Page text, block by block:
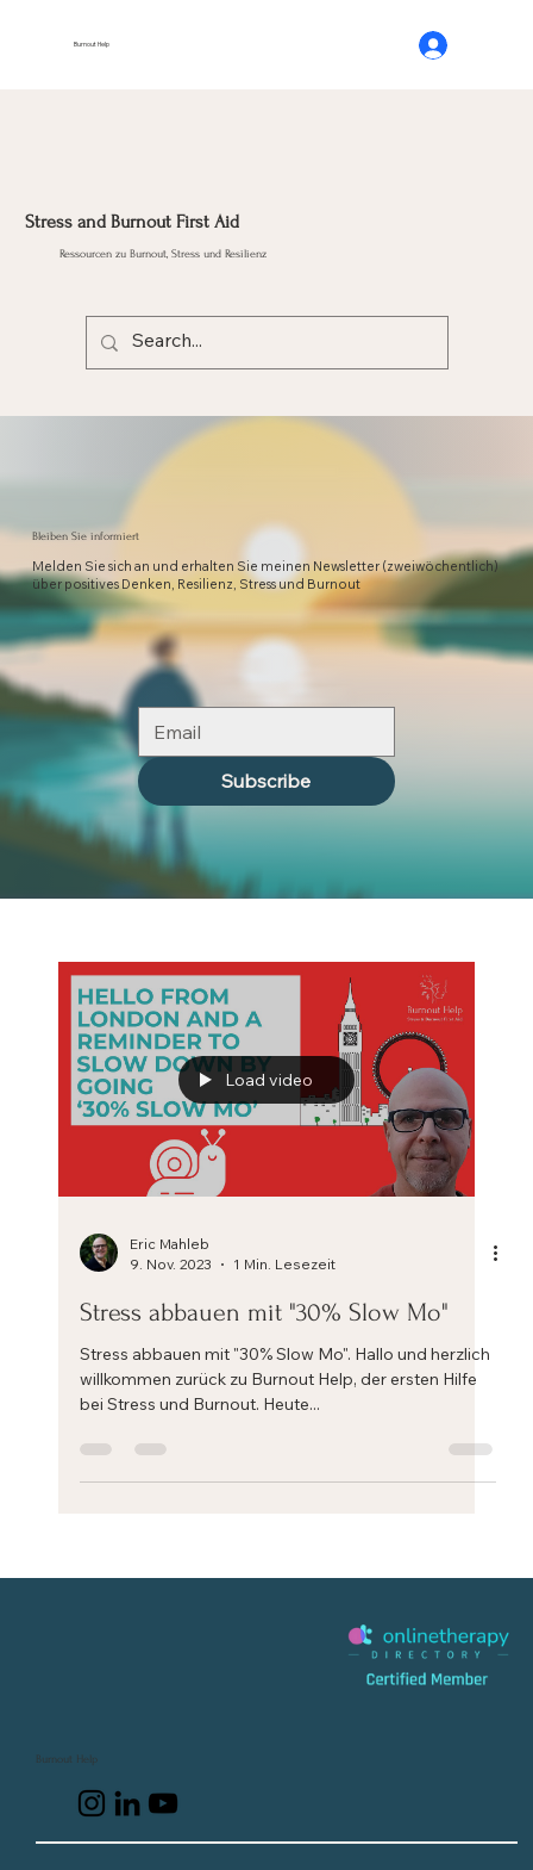
Burnout Help
Stress and Burnout First Aid
Ressourcen zu Burnout, Stress und Resilienz
Bleiben Sie informiert
Melden Sie sich an und erhalten Sie meinen Newsletter (zweiwöchentlich)
über positives Denken, Resilienz, Stress und Burnout
Subscribe
Load video
Eric Mahleb
9. Nov. 2023
1 Min. Lesezeit
Stress abbauen mit "30% Slow Mo"
Stress abbauen mit "30% Slow Mo". Hallo und herzlich
willkommen zurück zu Burnout Help, der ersten Hilfe
bei Stress und Burnout. Heute...
Burnout Help